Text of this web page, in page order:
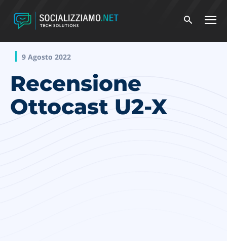
9 Agosto 2022
Recensione
Ottocast U2-X